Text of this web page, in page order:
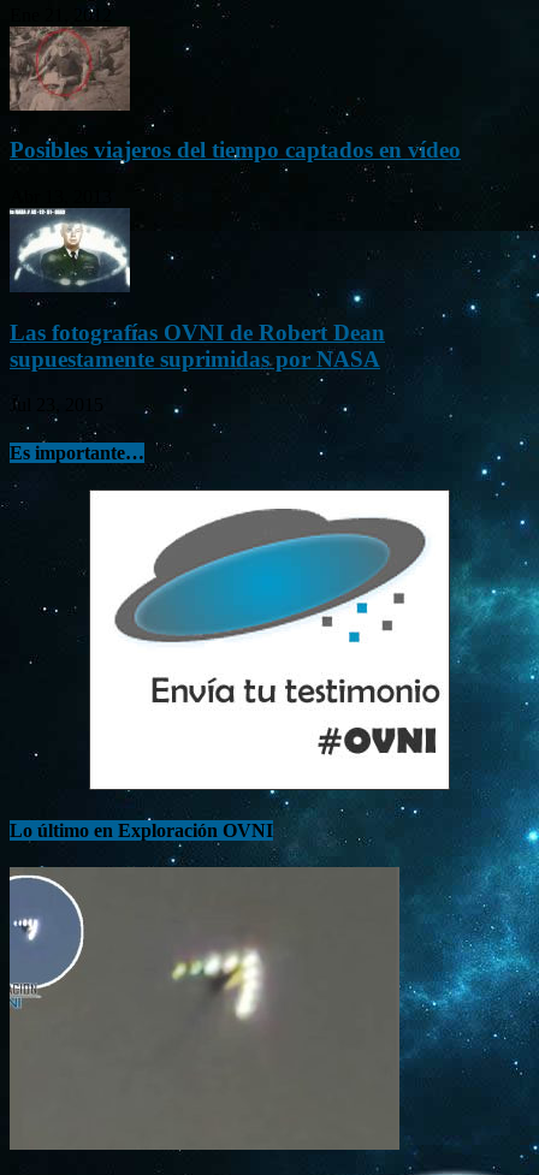
Ene 21, 2012
Posibles viajeros del tiempo captados en vídeo
Las fotografías OVNI de Robert Dean
supuestamente suprimidas por NASA
Jul 23, 2015
Es importante…
Lo último en Exploración OVNI